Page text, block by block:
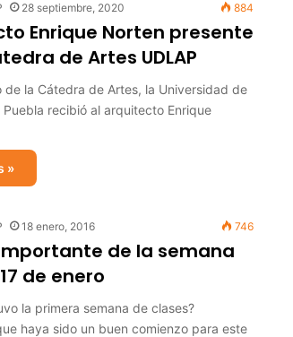
28 septiembre, 2020 884
Enrique Norten presente
de Artes UDLAP
de la Cátedra de Artes, la Universidad de
Puebla recibió al arquitecto Enrique
»
18 enero, 2016 746
de la semana
de enero
la primera semana de clases?
haya sido un buen comienzo para este